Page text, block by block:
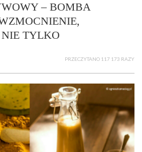
– BOMBA
NIE TYLKO
PRZECZYTANO 117 173 RAZY